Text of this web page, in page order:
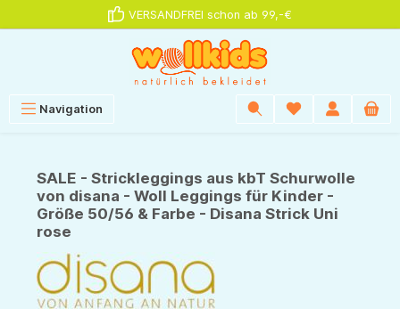
VERSANDFREI schon ab 99,-€
Navigation
SALE - Strickleggings aus kbT Schurwolle
von disana - Woll Leggings für Kinder -
Größe 50/56 & Farbe - Disana Strick Uni
rose